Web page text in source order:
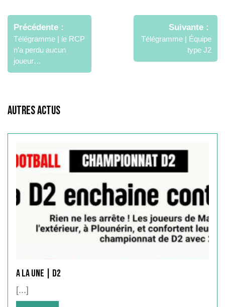
de
l’article
Précédente
Télégramme | le RCP
n’a perdu aucun
joueur…
Suivante
Télégramme | Équipe
type J2
Autres Actus
A LA UNE | D2
[...]